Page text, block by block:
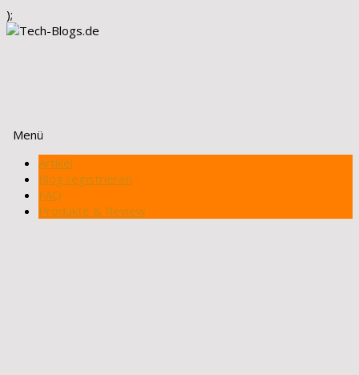
);
Menü
Zum
Inhalt
springen
Artikel
Blog registrieren
FAQ
Produkte & Review